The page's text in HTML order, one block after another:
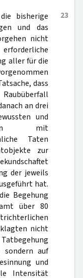
23
bisherige
und das
nicht
aller für die
dass
an drei
und
mit
Taten
zur
der jeweils
hat.
Begehung
über 80
nicht
sondern auf
und
Intensität